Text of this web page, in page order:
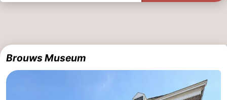
Brouws Museum